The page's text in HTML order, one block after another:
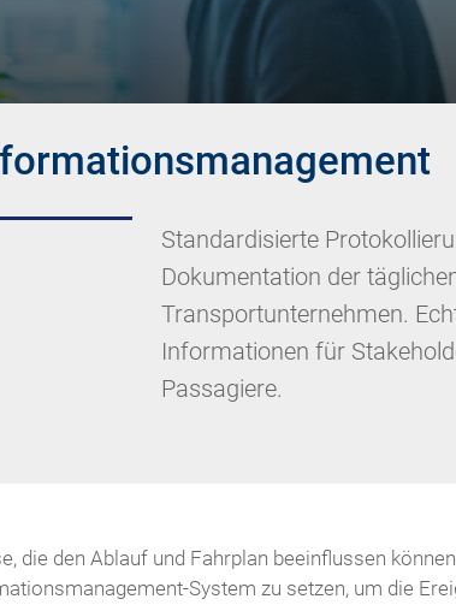
Standardisierte
Dokumentation der
Transportunternehmen.
Informationen für
Passagiere.
die den Ablauf und Fahrplan beeinflussen
System zu setzen, um die